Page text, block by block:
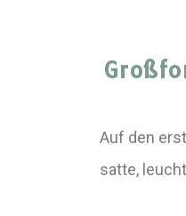
Auf den
satte,